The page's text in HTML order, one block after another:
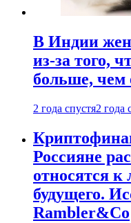
В Индии
из-за того,
больше, чем
2 года спустя2 года
Россияне
относятся
будущего.
Rambler&Co